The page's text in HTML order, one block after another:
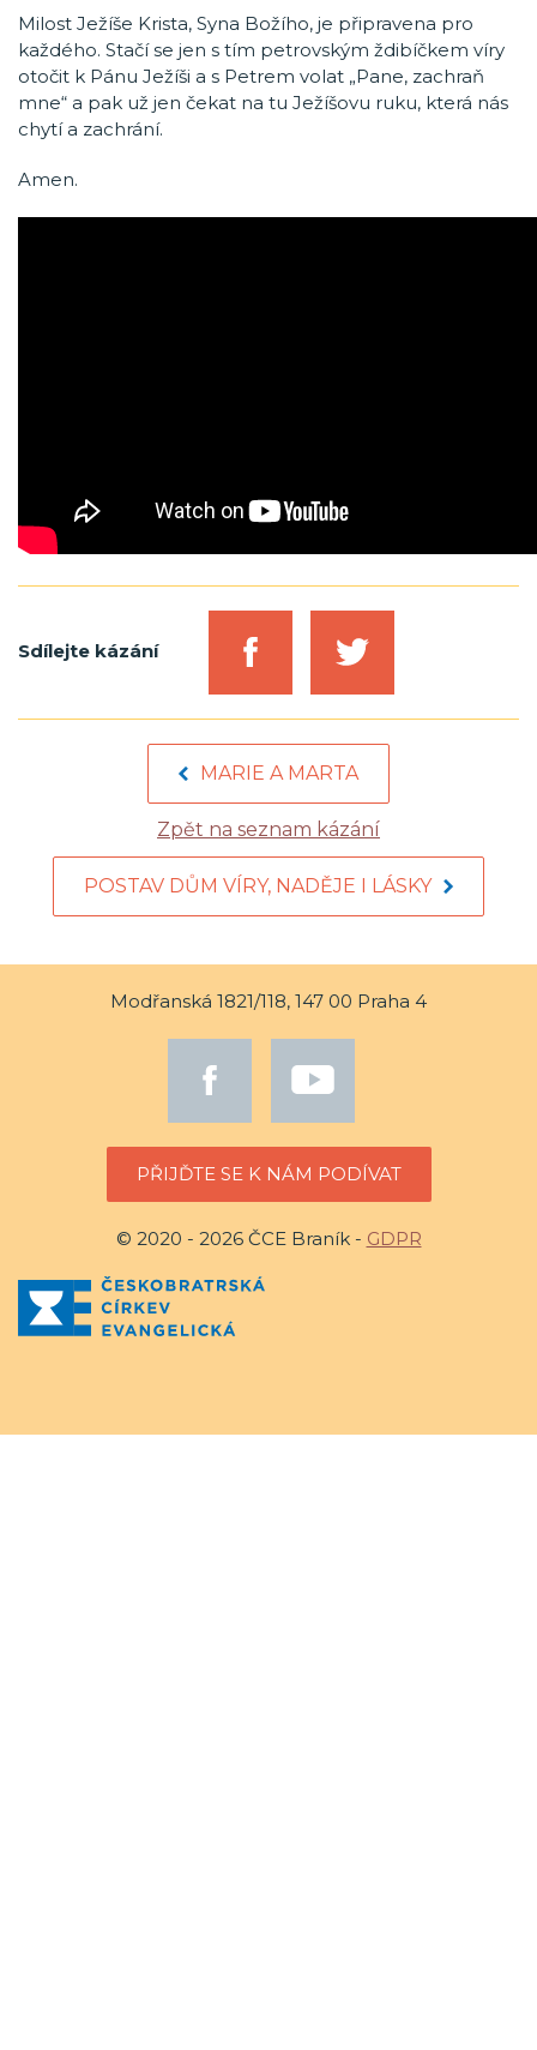
Milost Ježíše Krista, Syna Božího, je připravena pro
každého. Stačí se jen s tím petrovským ždibíčkem víry
otočit k Pánu Ježíši a s Petrem volat „Pane, zachraň
mne“ a pak už jen čekat na tu Ježíšovu ruku, která nás
chytí a zachrání.
Amen.
Sdílejte kázání
MARIE A MARTA
Zpět na seznam kázání
POSTAV DŮM VÍRY, NADĚJE I LÁSKY
Modřanská 1821/118, 147 00 Praha 4
PŘIJĎTE SE K NÁM PODÍVAT
© 2020 - 2026 ČCE Braník - GDPR